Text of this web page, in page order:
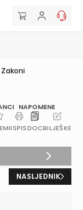
Zakoni
NAPOMENE
ISPISDOCBILJEŠKE
NASLJEDNIK